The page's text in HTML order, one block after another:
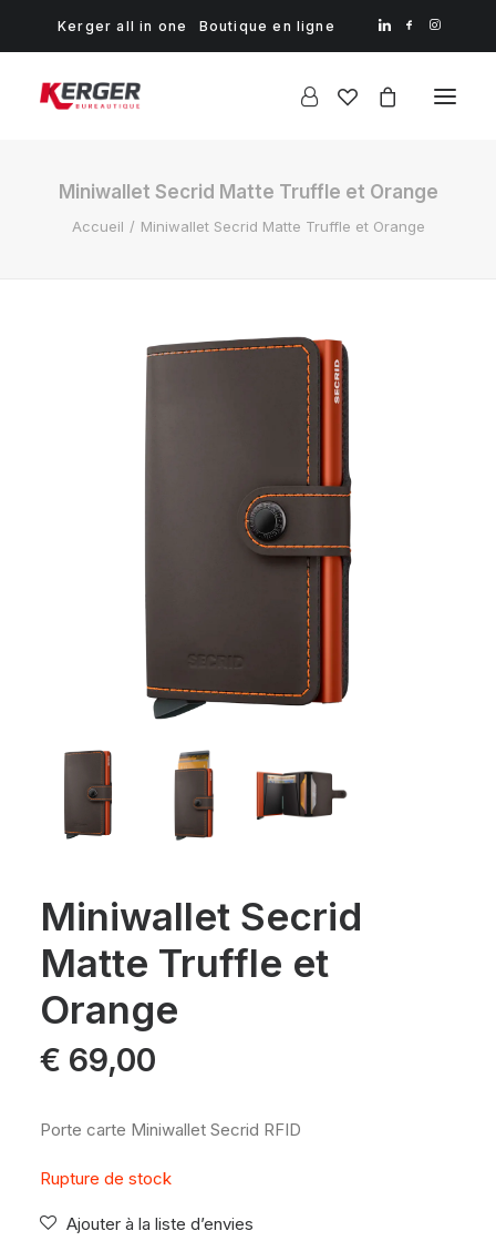
Kerger all in one Boutique en ligne
Miniwallet Secrid Matte Truffle et Orange
Accueil Miniwallet Secrid Matte Truffle et Orange
Miniwallet Secrid
Matte Truffle et
Orange
€ 69,00
Porte carte Miniwallet Secrid RFID
Rupture de stock
Ajouter à la liste d’envies